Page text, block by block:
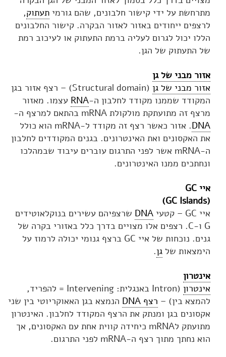
מתרחשת על ידי קישור חלבונים, שהם גורמי תעתוק,
לרצפים ייחודים באזור לאזור הבקרה. קישור החלבונים
הללו יכול לגרום לעליה ברמת התעתוק או לעיכוב רמת
של התעתוק של הגן.
אזור מבני של גן
אזור מבני של גן
(Structural domain) – רצף אזור בגן
המקודד שממנו מקודד לחלבון ה-RNA עצמו. מאזור
מרצף זה מתועתקת מולקולת mRNA בהתאם למרצף ה-
DNA
. אזור כאשר רצף זה מקודד ל-mRNA הוא כולל
את האקסונים ואת האינטרונים. בגנים המקודדים לחלבון
ה-mRNA אשר לפני התרגום עוברים עיבוד שבמהלכו
ונחתכים ממנו האינטרונים.
איי GC
(GC Islands)
איי GC – קטעי
DNA שרצפיהם עשירים בנוקלאוטידים
G ו-C. רצפים אלו מצויים בדרך כלל באזורי בקרה של
גנים. נוכחות של איי GC ברצף גנומי יכולה לרמוז על
הימצאות של גן.
אינטרון
אינטרון
(Intron באנגלית: Intervening = להפריד,
להמצא בין) – רצף DNA
הנמצא בגן האאוקריוטי בין שני
אקסונים בגן ומנתק את הרצף המקודד לחלבון. האינטרון
מתועתק לmRNA כיחידה קווית אחת עם האקסונים, אך
הוא נחתך מתוך רצף ה-mRNA לפני התרגום.